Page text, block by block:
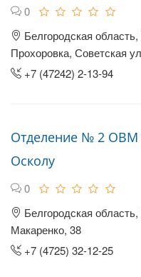
0
Белгородская
Прохоровка, Советская
+7 (47242) 2-13-94
Отделение № 2 ОВМ
Осколу
0
Белгородская
Макаренко, 38
+7 (4725) 32-12-25